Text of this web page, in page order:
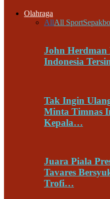
Olahraga
AllAll Sport
John Herdman
Indonesia
Tak Ingin
Minta Timnas
Kepala…
Juara Piala
Tavares
Trofi…